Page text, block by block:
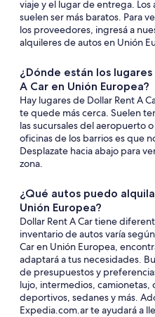
viaje y el lugar de entrega.
suelen ser más baratos. Para
los proveedores, ingresá a
alquileres de autos en Unión
¿Dónde están los
A Car en Unión Europea?
Hay lugares de Dollar Rent A
te quede más cerca. Suelen
las sucursales del aeropuerto
oficinas de los barrios es que
Desplazate hacia abajo para
zona.
¿Qué autos puedo
Unión Europea?
Dollar Rent A Car tiene
inventario de autos varía
Car en Unión Europea,
adaptará a tus necesidades.
de presupuestos y
lujo, intermedios,
deportivos, sedanes y más.
Expedia.com.ar te ayudará a